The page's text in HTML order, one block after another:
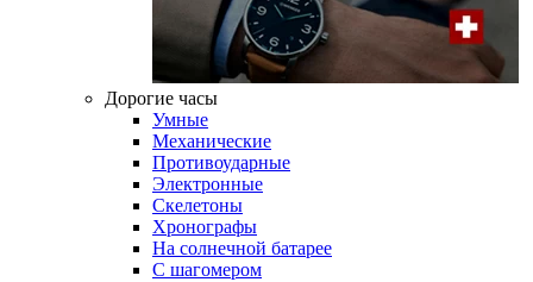
Дорогие часы
Умные
Механические
Противоударные
Электронные
Скелетоны
Хронографы
На солнечной батарее
С шагомером